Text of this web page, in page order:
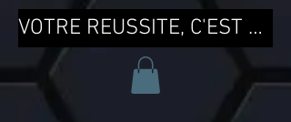
VOTRE REUSSITE, C'EST MA REUSSITE !